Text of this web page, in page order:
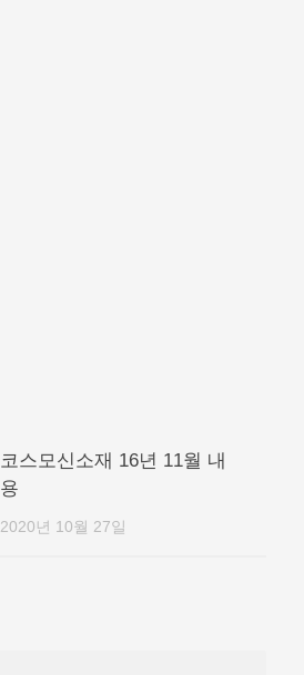
코스모신소재 16년 11월 내
용
2020년 10월 27일